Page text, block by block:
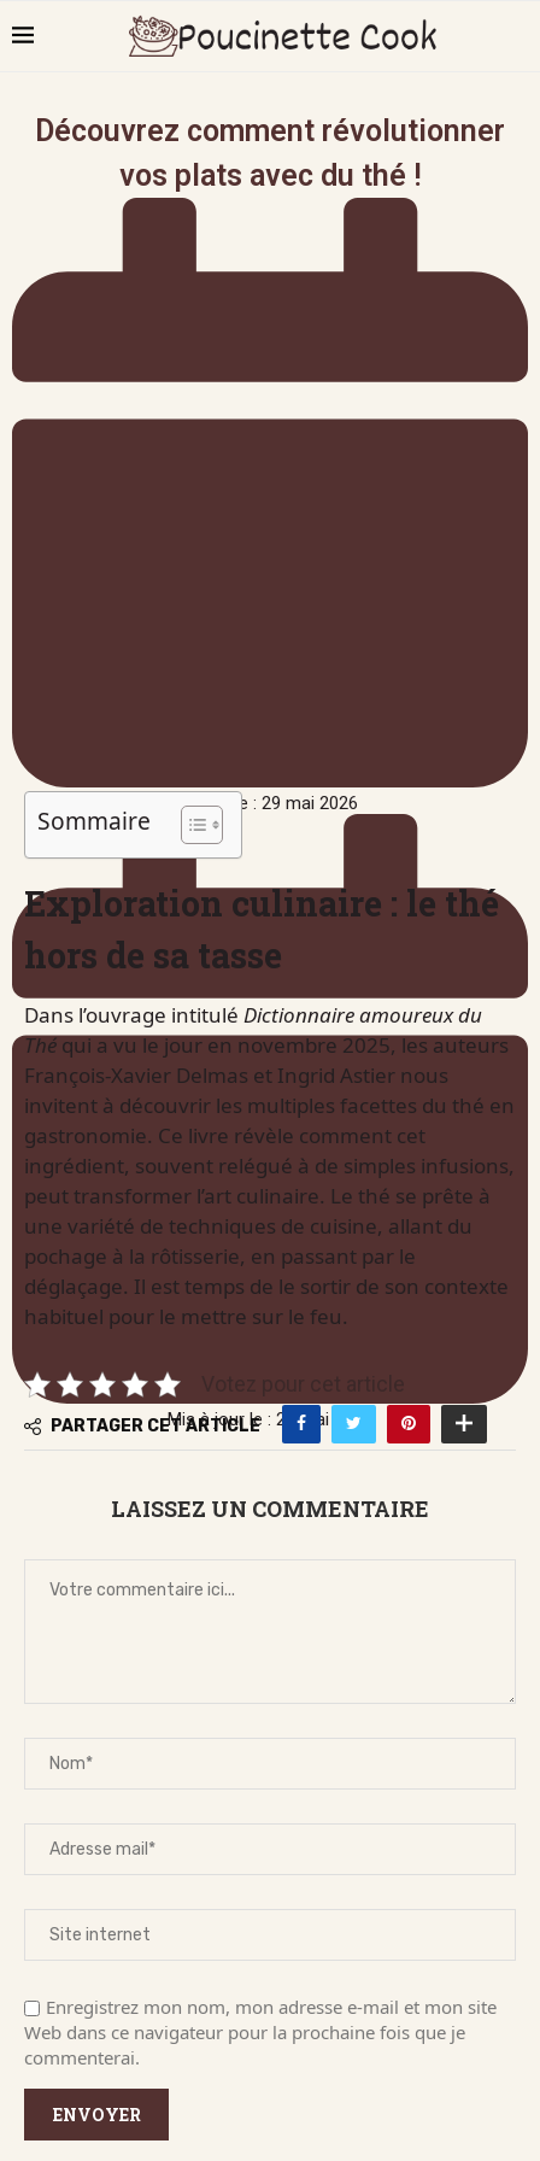
Découvrez comment révolutionner
vos plats avec du thé !
Publié le : 29 mai 2026
Mis à jour le : 29 mai 2026
Sommaire
Exploration culinaire : le thé
hors de sa tasse
Dans l’ouvrage intitulé Dictionnaire amoureux du
Théqui a vu le jour en novembre 2025, les auteurs
François-Xavier Delmas et Ingrid Astier nous
invitent à découvrir les multiples facettes du thé en
gastronomie. Ce livre révèle comment cet
ingrédient, souvent relégué à de simples infusions,
peut transformer l’art culinaire. Le thé se prête à
une variété de techniques de cuisine, allant du
pochage à la rôtisserie, en passant par le
déglaçage. Il est temps de le sortir de son contexte
habituel pour le mettre sur le feu.
Votez pour cet article
PARTAGER CET ARTICLE
LAISSEZ UN COMMENTAIRE
Enregistrez mon nom, mon adresse e-mail et mon site
Web dans ce navigateur pour la prochaine fois que je
commenterai.